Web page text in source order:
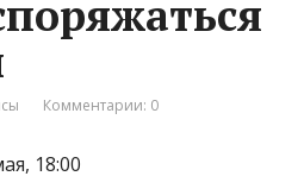
Комментарии: 0
18:00